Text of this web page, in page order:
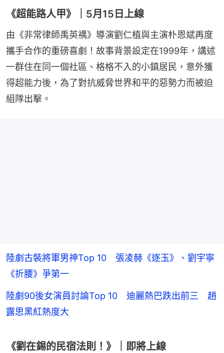
《超能路人甲》｜5月15日上線
由《非常律師禹英禑》導演劉仁植與主演朴恩斌再度
攜手合作的重磅喜劇！故事背景設定在1999年，講述
一群住在同一個社區、格格不入的小鎮居民，意外獲
得超能力後，為了對抗威脅世界和平的惡勢力而被迫
組隊出擊。
陸劇古裝將軍男神Top 10 張凌赫《逐玉》、劉宇寧
《折腰》爭第一
陸劇90後女演員討論Top 10 迪麗熱巴跌出前三 趙
露思黑紅熱度大
《劉在錫的民宿法則！》｜即將上線